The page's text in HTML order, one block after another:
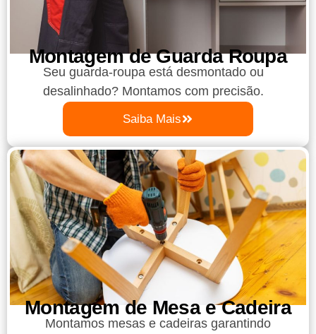
Montagem de Guarda Roupa​
Seu guarda-roupa está desmontado ou
desalinhado? Montamos com precisão.
Saiba Mais
Montagem de Mesa e Cadeira
Montamos mesas e cadeiras garantindo